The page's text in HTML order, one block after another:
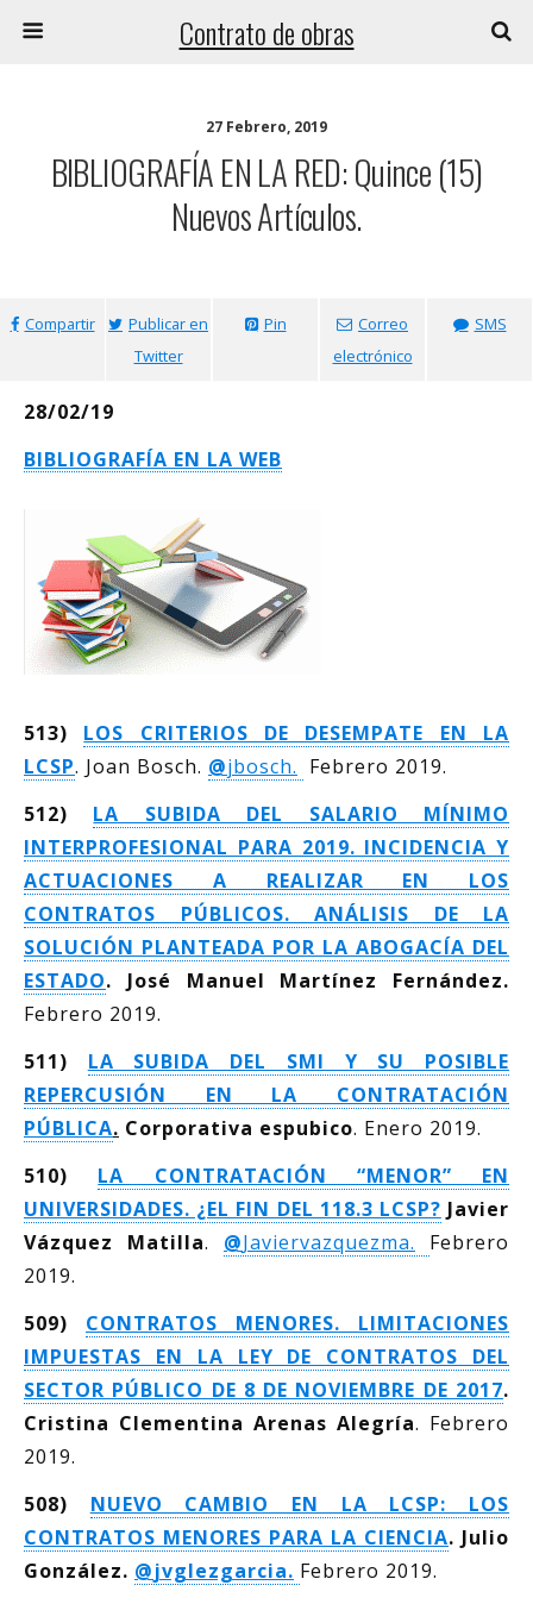
Contrato de obras
27 Febrero, 2019
BIBLIOGRAFÍA EN LA RED: Quince (15)
Nuevos Artículos.
Compartir
Publicar en
Twitter
Pin
Correo
electrónico
SMS
28/02/19
BIBLIOGRAFÍA EN LA WEB
513)
LOS CRITERIOS DE DESEMPATE EN LA
LCSP. Joan Bosch. @jbosch. Febrero 2019.
512) LA SUBIDA DEL SALARIO MÍNIMO
INTERPROFESIONAL PARA 2019. INCIDENCIA Y
ACTUACIONES A REALIZAR EN LOS
CONTRATOS PÚBLICOS. ANÁLISIS DE LA
SOLUCIÓN PLANTEADA POR LA ABOGACÍA DEL
ESTADO.
José Manuel Martínez Fernández.
Febrero 2019.
511) LA SUBIDA DEL SMI Y SU POSIBLE
REPERCUSIÓN EN LA CONTRATACIÓN
PÚBLICA. Corporativa espubico. Enero 2019.
510) LA CONTRATACIÓN “MENOR” EN
UNIVERSIDADES. ¿EL FIN DEL 118.3 LCSP? Javier
Vázquez Matilla. @Javiervazquezma.
Febrero
2019.
509) CONTRATOS MENORES. LIMITACIONES
IMPUESTAS EN LA LEY DE CONTRATOS DEL
SECTOR PÚBLICO DE 8 DE NOVIEMBRE DE 2017.
Cristina Clementina Arenas Alegría. Febrero
2019.
508) NUEVO CAMBIO EN LA LCSP: LOS
CONTRATOS MENORES PARA LA CIENCIA. Julio
González. @jvglezgarcia. Febrero 2019.